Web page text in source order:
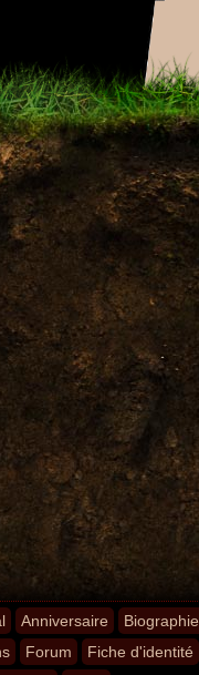
Anniversaire Biographie
Forum Fiche d'identité